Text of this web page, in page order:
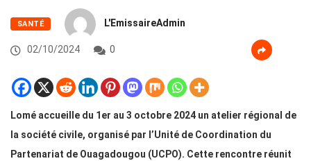
SANTÉ L'EmissaireAdmin
02/10/2024 0
Lomé accueille du 1er au 3 octobre 2024 un atelier régional de
la société civile, organisé par l’Unité de Coordination du
Partenariat de Ouagadougou (UCPO). Cette rencontre réunit